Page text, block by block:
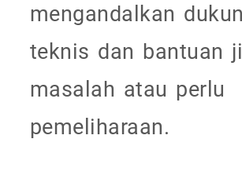
mengandalkan
teknis dan bantuan
masalah atau perlu
pemeliharaan.